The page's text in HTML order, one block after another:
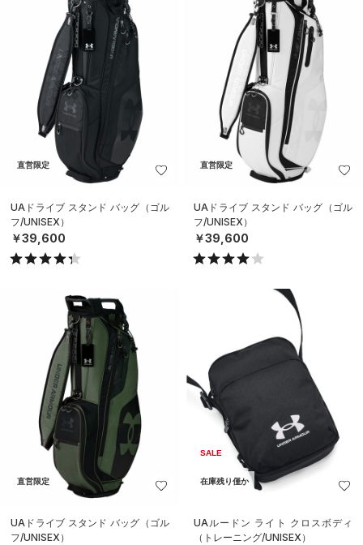
直営限定
UAドライブ スタンド バッグ（ゴル
フ/UNISEX）
￥39,600
直営限定
UAドライブ スタンド バッグ（ゴル
フ/UNISEX）
￥39,600
直営限定
UAドライブ スタンド バッグ（ゴル
フ/UNISEX）
SALE
在庫残り僅か
UAルードン ライト クロスボディ
（トレーニング/UNISEX）